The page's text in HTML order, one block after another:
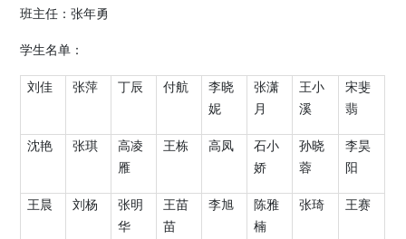
班主任：张年勇
学生名单：
刘佳 张萍 丁辰 付航
李晓
妮
张潇
月
王小
溪
宋斐
翡
沈艳 张琪
高凌
雁
王栋 高凤
石小
娇
孙晓
蓉
李昊
阳
王晨 刘杨
张明
华
王苗
苗
李旭
陈雅
楠
张琦 王赛